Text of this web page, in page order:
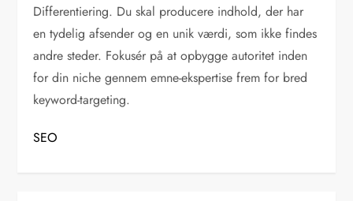
Differentiering. Du skal producere indhold, der har
en tydelig afsender og en unik værdi, som ikke findes
andre steder. Fokusér på at opbygge autoritet inden
for din niche gennem emne-ekspertise frem for bred
keyword-targeting.
SEO